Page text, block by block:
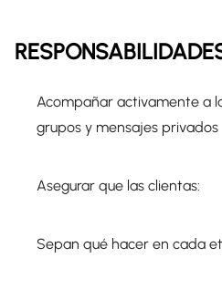
Acompañar activamente a
grupos y mensajes privados
Asegurar que las clientas:
Sepan qué hacer en cada